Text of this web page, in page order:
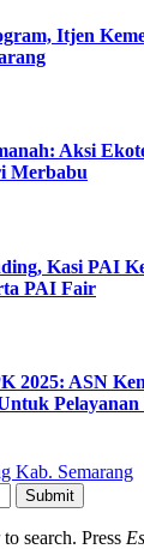
Itjen
Aksi
Merbabu
Kasi PAI
PAI Fair
2025: ASN
Kab. Semarang
Submit
to search. Press